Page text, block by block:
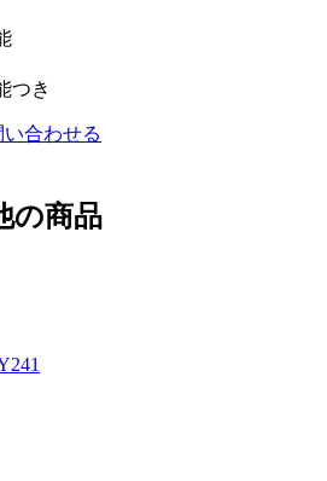
つき
合わせる
の商品